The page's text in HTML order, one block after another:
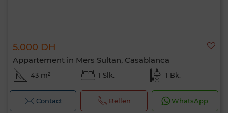
5.000 DH
Appartement in Mers Sultan, Casablanca
43 m² 1 Slk. 1 Bk.
Contact Bellen WhatsApp